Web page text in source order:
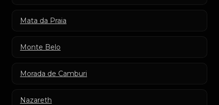
Mata da Praia
Monte Belo
Morada de Camburi
Nazareth